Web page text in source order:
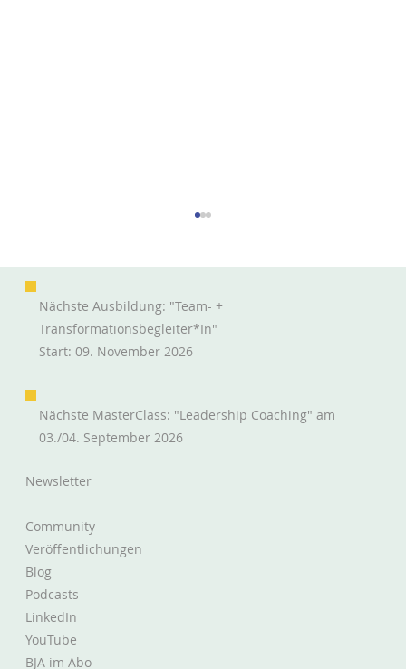
Projekthabitate in fünf Dimensionen
Newsletter
Community
Veröffentlichungen
Blog
Podcasts
LinkedIn
YouTube
BJA im Abo
Nächste Ausbildung: "Team- +
Transformationsbegleiter*in"
Start: 09. November 2026
Nächste MasterClass: "Leadership Coaching" am
03./04. September 2026